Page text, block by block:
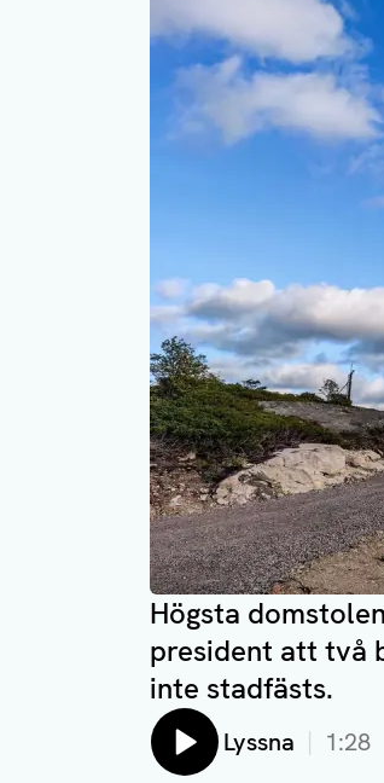
Högsta
president att två
inte stadfästs.
Lyssna 1:28